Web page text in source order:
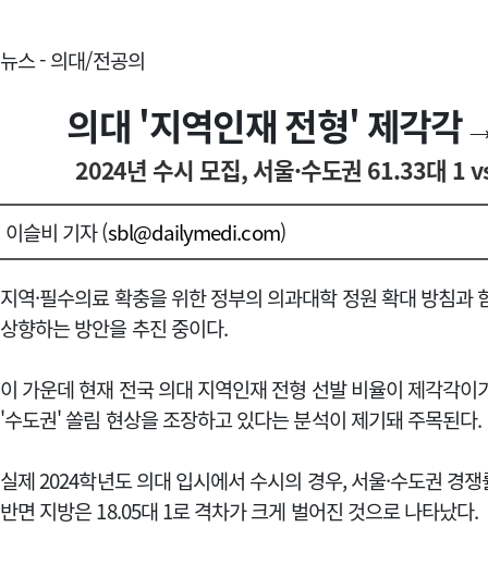
뉴스 - 의대/전공의
의대 '지역인재 전형' 제각
2024년 수시 모집, 서울·수도권 61.33대 1
이슬비 기자 (sbl@dailymedi.com)
지역·필수의료 확충을 위한 정부의 의과대학 정원 확대 방침
상향하는 방안을 추진 중이다.
이 가운데 현재 전국 의대 지역인재 전형 선발 비율이 제각각
'수도권' 쏠림 현상을 조장하고 있다는 분석이 제기돼 주목된
실제 2024학년도 의대 입시에서 수시의 경우, 서울·수도권 경
반면 지방은 18.05대 1로 격차가 크게 벌어진 것으로 나타났다.